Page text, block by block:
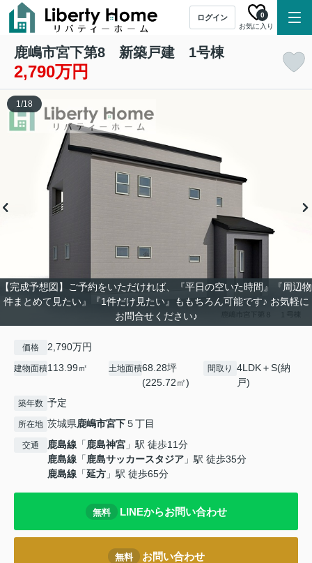
ログイン
お気に入り
0
鹿嶋市宮下第8 新築戸建 1号棟
2,790万円
【完成予想図】ご予約をいただければ、『平日の空いた時間』『周辺物
件まとめて見たい』『1件だけ見たい』ももちろん可能です♪ お気軽に
お問合せください♪
1/18
価格 2,790万円
建物面積113.99㎡ 土地面積68.28坪
(225.72㎡)
間取り
4LDK＋S(納
戸)
築年数 予定
所在地 茨城県鹿嶋市宮下５丁目
交通 鹿島線 「鹿島神宮 」駅 徒歩11分
鹿島線 「鹿島サッカースタジア 」駅 徒歩35分
鹿島線 「延方 」駅 徒歩65分
無料 LINEからお問い合わせ
無料 お問い合わせ